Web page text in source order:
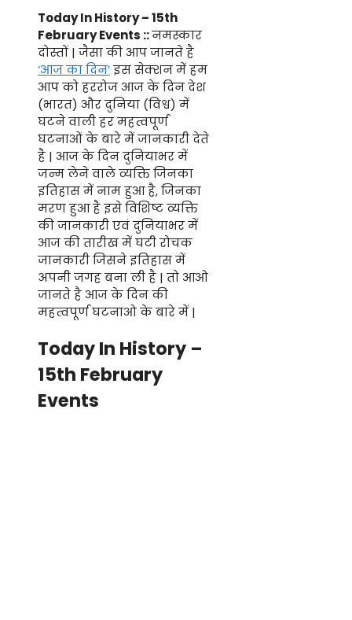
Today In History – 15th
February Events ::नमस्कार
दोस्तों | जैसा की आप जानते है
‘आज का दिन’इस सेक्शन में हम
आप को हररोज आज के दिन देश
(भारत) और दुनिया (विश्व) में
घटने वाली हर महत्वपूर्ण
घटनाओं के बारे में जानकारी देते
है | आज के दिन दुनियाभर में
जन्म लेने वाले व्यक्ति जिनका
इतिहास में नाम हुआ है, जिनका
मरण हुआ है इसे विशिष्ट व्यक्ति
की जानकारी एवं दुनियाभर में
आज की तारीख में घटी रोचक
जानकारी जिसने इतिहास में
अपनी जगह बना ली है | तो आओ
जानते है आज के दिन की
महत्वपूर्ण घटनाओ के बारे में |
Today In History –
15th February
Events